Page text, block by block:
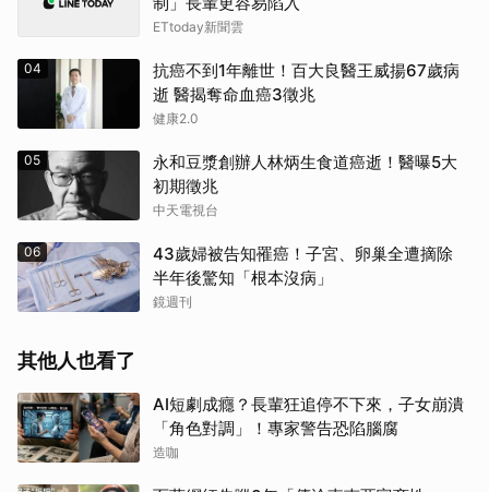
ETtoday新聞雲
04
抗癌不到1年離世！百大良醫王威揚67歲病
逝 醫揭奪命血癌3徵兆
健康2.0
05
永和豆漿創辦人林炳生食道癌逝！醫曝5大
初期徵兆
中天電視台
06
43歲婦被告知罹癌！子宮、卵巢全遭摘除
半年後驚知「根本沒病」
鏡週刊
其他人也看了
AI短劇成癮？長輩狂追停不下來，子女崩潰
「角色對調」！專家警告恐陷腦腐
造咖